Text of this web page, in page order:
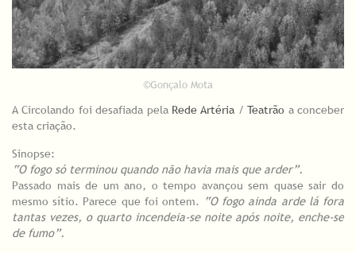
©Gonçalo Mota
A Circolando foi desafiada pela Rede Artéria /Teatrão a conceber
esta criação.
Sinopse:
“O fogo só terminou quando não havia mais que arder”.
Passado mais de um ano, o tempo avançou sem quase sair do
mesmo sítio. Parece que foi ontem. “O fogo ainda arde lá fora
tantas vezes, o quarto incendeia-se noite após noite, enche-se
de fumo”.